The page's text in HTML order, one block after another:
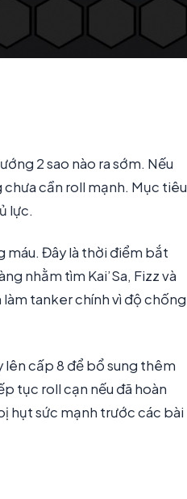
2 sao nào ra sớm. Nếu
chưa cần roll mạnh. Mục tiêu
lực.
máu. Đây là thời điểm bắt
nhằm tìm Kai’Sa, Fizz và
làm tanker chính vì độ chống
lên cấp 8 để bổ sung thêm
tục roll cạn nếu đã hoàn
hụt sức mạnh trước các bài